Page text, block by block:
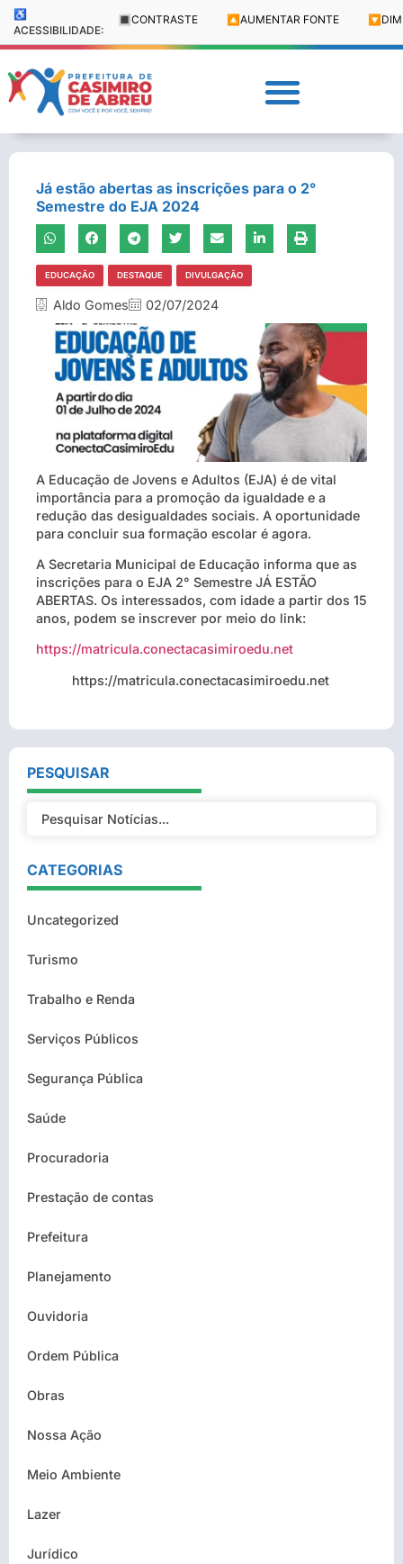
♿
ACESSIBILIDADE:
🔳 CONTRASTE 🔼 AUMENTAR FONTE 🔽
Já estão abertas as inscrições para o 2°
Semestre do EJA 2024
EDUCAÇÃO DESTAQUE DIVULGAÇÃO
Aldo Gomes 02/07/2024
A Educação de Jovens e Adultos (EJA) é de vital
importância para a promoção da igualdade e a
redução das desigualdades sociais. A oportunidade
para concluir sua formação escolar é agora.
A Secretaria Municipal de Educação informa que as
inscrições para o EJA 2° Semestre JÁ ESTÃO
ABERTAS. Os interessados, com idade a partir dos 15
anos, podem se inscrever por meio do link:
https://matricula.conectacasimiroedu.net
https://matricula.conectacasimiroedu.net
PESQUISAR
CATEGORIAS
Uncategorized
Turismo
Trabalho e Renda
Serviços Públicos
Segurança Pública
Saúde
Procuradoria
Prestação de contas
Prefeitura
Planejamento
Ouvidoria
Ordem Pública
Obras
Nossa Ação
Meio Ambiente
Lazer
Jurídico